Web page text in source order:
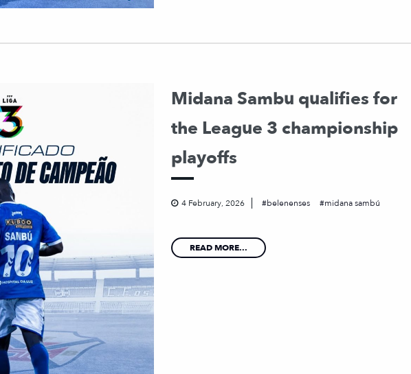
Midana Sambu qualifies for
the League 3 championship
playoffs
4 February, 2026 belenenses midana sambú
READ MORE...